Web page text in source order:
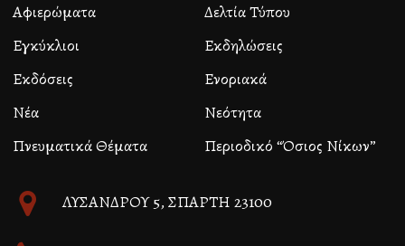
Αφιερώματα
Δελτία Τύπου
Εγκύκλιοι
Εκδηλώσεις
Εκδόσεις
Ενοριακά
Νέα
Νεότητα
Πνευματικά Θέματα
Περιοδικό “Όσιος Νίκων”
ΛΥΣΑΝΔΡΟΥ 5, ΣΠΑΡΤΗ 23100